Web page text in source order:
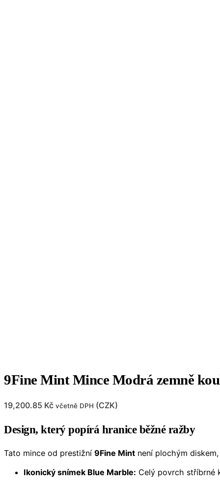
9Fine Mint Mince Modrá zemně
19,200.85 Kč včetně DPH (CZK)
Design, který popírá hranice běžné ražby
Tato mince od prestižní 9Fine Mint není plochým
Ikonický snímek Blue Marble: Celý povrch stříbrné